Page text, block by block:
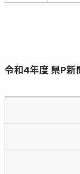
令和4年度 県P